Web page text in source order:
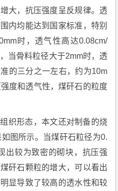
大，抗压强度呈反规律。透
内均能达到国家标准，特别
时，透气性高达0.08cm/
当骨料粒径大于2mm时，透
的三分之一左右，约为10m
度和透气性，煤矸石的粒度
织形态，本文还对制备的烧
图所示。当煤矸石粒径为0.
出较为致密的砌块，抗压强
矸石颗粒的增大，可以看出
显导致了较高的透水性和较